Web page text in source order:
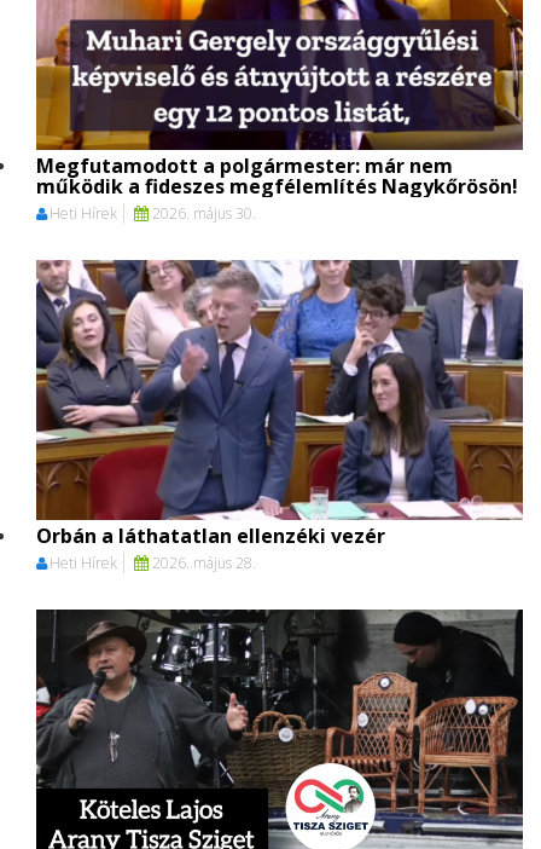
Megfutamodott a polgármester: már nem
működik a fideszes megfélemlítés Nagykőrösön!
Heti Hírek 2026. május 30.
Orbán a láthatatlan ellenzéki vezér
Heti Hírek 2026. május 28.